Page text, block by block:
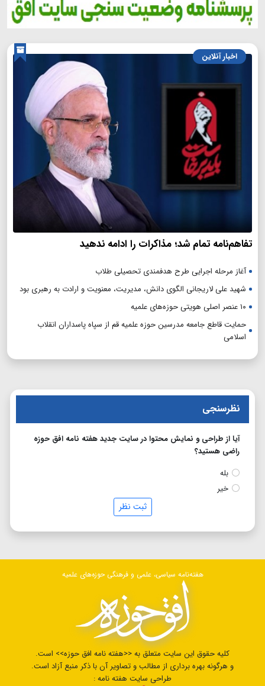
اخبار آنلاین
تفاهم‌نامه تمام شد؛ مذاکرات را ادامه ندهید
آغاز مرحله اجرایی طرح هدفمندی تحصیلی طلاب
شهید علی لاریجانی الگوی دانش، مدیریت، معنویت و ارادت به رهبری بود
۱۰ عنصر اصلی هویتی حوزه‌های علمیه
حمایت قاطع جامعه مدرسین حوزه علمیه قم از سپاه پاسداران انقلاب
اسلامی
نظرسنجی
آیا از طراحی و نمایش محتوا در سایت جدید هفته نامه افق حوزه
راضی هستید؟
بله
خیر
ثبت نظر
هفته‌نامه سیاسی، علمی و فرهنگی حوزه‌های علمیه
کلیه حقوق این سایت متعلق به <<هفته نامه افق حوزه>> است.
و هرگونه بهره برداری از مطالب و تصاویر آن با ذکر منبع آزاد است.
طراحی سایت هفته نامه :